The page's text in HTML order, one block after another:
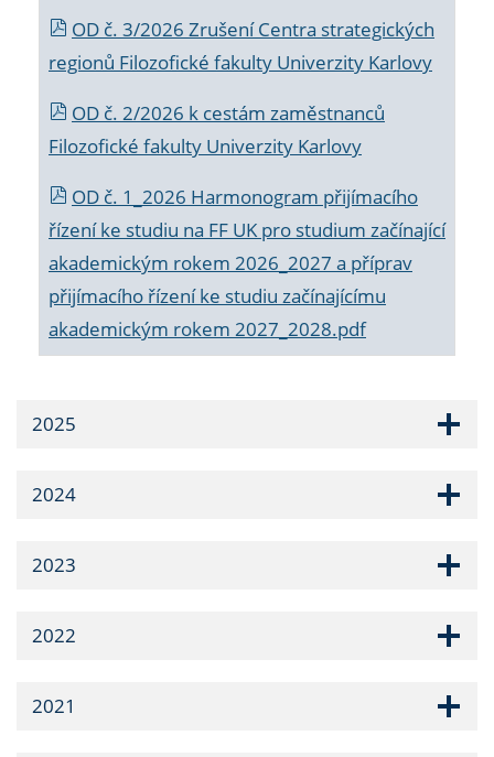
OD č. 3/2026 Zrušení Centra strategických
regionů Filozofické fakulty Univerzity Karlovy
OD č. 2/2026 k cestám zaměstnanců
Filozofické fakulty Univerzity Karlovy
OD č. 1_2026 Harmonogram přijímacího
řízení ke studiu na FF UK pro studium začínající
akademickým rokem 2026_2027 a příprav
přijímacího řízení ke studiu začínajícímu
akademickým rokem 2027_2028.pdf
2025
2024
2023
2022
2021